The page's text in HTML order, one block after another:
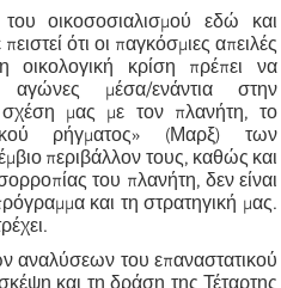
οικοσοσιαλισμού εδώ και
ότι οι παγκόσμιες απειλές
οικολογική κρίση πρέπει να
μέσα/ενάντια στην
μας με τον πλανήτη, το
ρήγματος» (Μαρξ) των
περιβάλλον τους, καθώς και
του πλανήτη, δεν είναι
και τη στρατηγική μας.
αναλύσεων του επαναστατικού
και τη δράση της Τέταρτης